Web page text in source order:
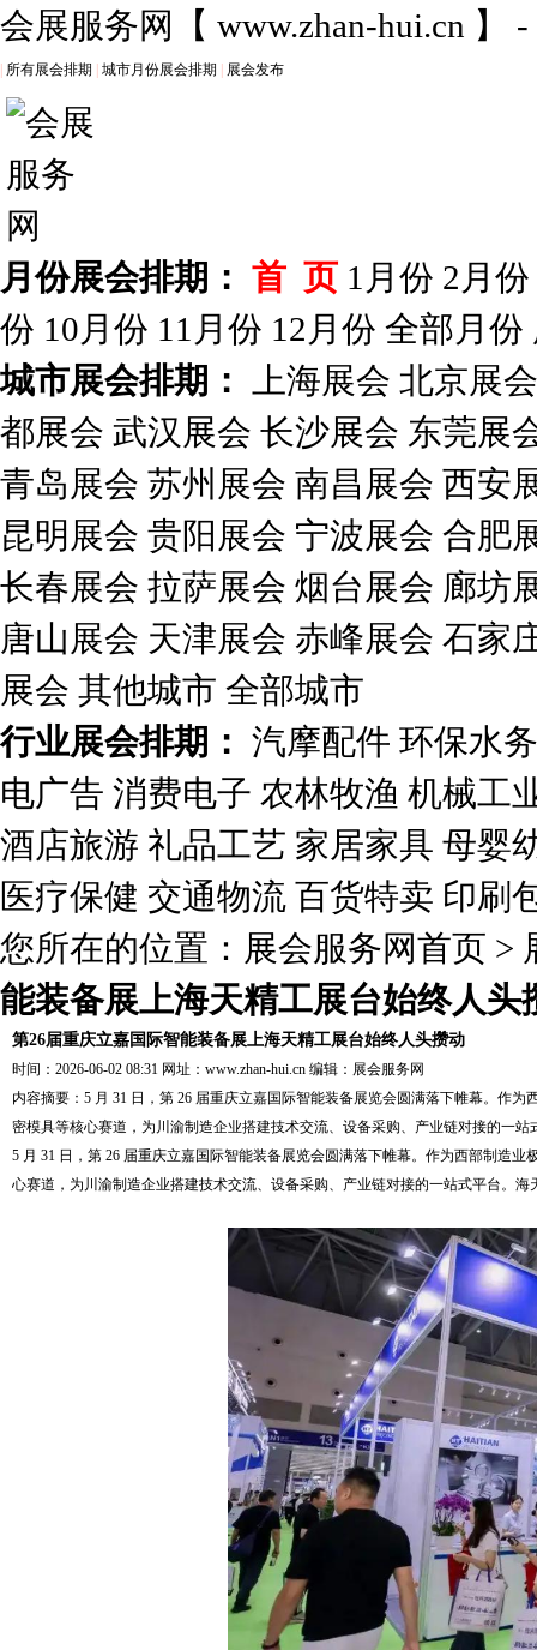
会展服务网 【 www.zhan-hui.cn 】
所有展会排期 城市月份展会排期 展会发布
月份展会排期： 首 页 1月份 2月份
份 10月份 11月份 12月份 全部月份
城市展会排期：
上海展会 北京展会
都展会 武汉展会 长沙展会 东莞展
青岛展会 苏州展会 南昌展会 西安
昆明展会 贵阳展会 宁波展会 合肥
长春展会 拉萨展会 烟台展会 廊坊
唐山展会 天津展会 赤峰展会 石家
展会 其他城市 全部城市
行业展会排期： 汽摩配件 环保水务
电广告 消费电子 农林牧渔 机械工
酒店旅游 礼品工艺 家居家具 母婴
医疗保健 交通物流 百货特卖 印刷
您所在的位置： 展会服务网首页 >
能装备展上海天精工展台始终人头
第26届重庆立嘉国际智能装备展上海天精工展台始终人头攒动
时间：2026-06-02 08:31 网址： www.zhan-hui.cn 编辑： 展会服务网
内容摘要：5 月 31 日，第 26 届重庆立嘉国际智能装备展览会圆满落下帷幕。作
密模具等核心赛道，为川渝制造企业搭建技术交流、设备采购、产业链对接的一站
5 月 31 日，第 26 届重庆立嘉国际智能装备展览会圆满落下帷幕。作为西部制造
心赛道，为川渝制造企业搭建技术交流、设备采购、产业链对接的一站式平台。